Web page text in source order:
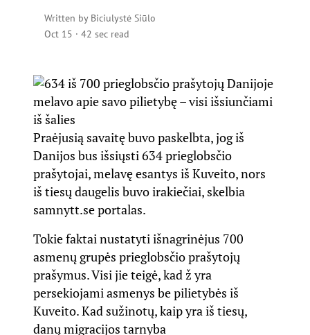
Written by Biciulystė Siūlo
Oct 15 · 42 sec read
Praėjusią savaitę buvo paskelbta, jog iš
Danijos bus išsiųsti 634 prieglobsčio
prašytojai, melavę esantys iš Kuveito, nors
iš tiesų daugelis buvo irakiečiai, skelbia
samnytt.seportalas.
Tokie faktai nustatyti išnagrinėjus 700
asmenų grupės prieglobsčio prašytojų
prašymus. Visi jie teigė, kad ž yra
persekiojami asmenys be pilietybės iš
Kuveito. Kad sužinotų, kaip yra iš tiesų,
danų migracijos tarnyba